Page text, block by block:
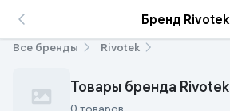
Бренд Rivotek
Все бренды Rivotek
Товары бренда Rivotek